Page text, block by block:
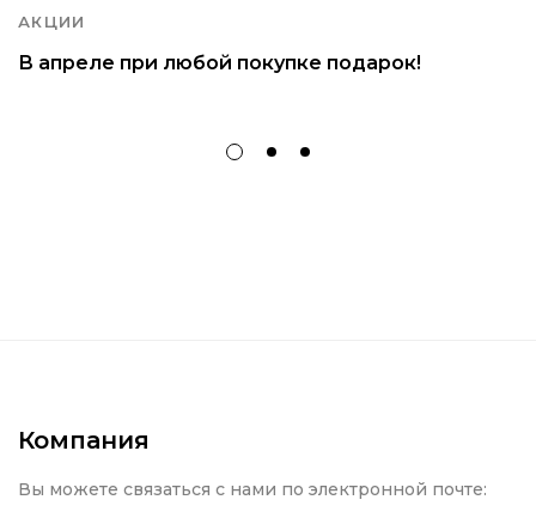
АКЦИИ
В апреле при любой покупке подарок!
Компания
Вы можете связаться с нами по электронной почте: